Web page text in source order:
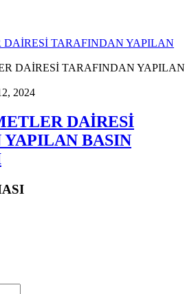
DAİRESİ TARAFINDAN YAPILAN
2024
DAİRESİ
BASIN